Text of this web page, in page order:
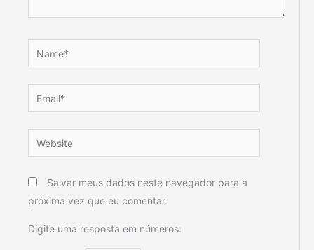
Email*
Website
Salvar meus dados neste navegador para a
próxima vez que eu comentar.
Digite uma resposta em números: